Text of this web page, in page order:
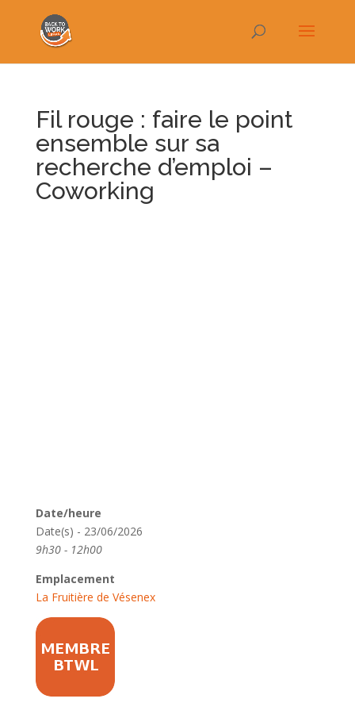
Fil rouge : faire le point
ensemble sur sa
recherche d’emploi –
Coworking
Date/heure
Date(s) - 23/06/2026
9h30 - 12h00
Emplacement
La Fruitière de Vésenex